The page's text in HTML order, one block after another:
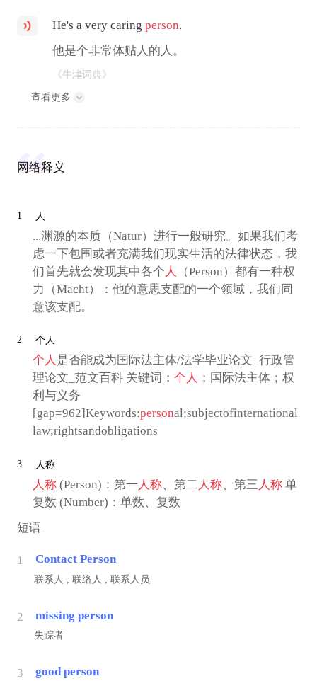
He's a very caringperson.
他是个非常体贴人的人。
《牛津词典》
查看更多
网络释义
1 人
...渊源的本质（Natur）进行一般研究。如果我们考
虑一下包围或者充满我们现实生活的法律状态，我
们首先就会发现其中各个 人
（Person）都有一种权
力（Macht）：他的意思支配的一个领域，我们同
意该支配。
2 个人
个人 是否能成为国际法主体/法学毕业论文_行政管
理论文_范文百科 关键词： 个人 ；国际法主体；权
利与义务
[gap=962]Keywords:personal;subjectofinternational
law;rightsandobligations
3 人称
人称(Person)：第一 人称、第二 人称、第三 人称单
复数 (Number)：单数、复数
短语
1 Contact Person
联系人 ; 联络人 ; 联系人员
2 missing person
失踪者
3 good person